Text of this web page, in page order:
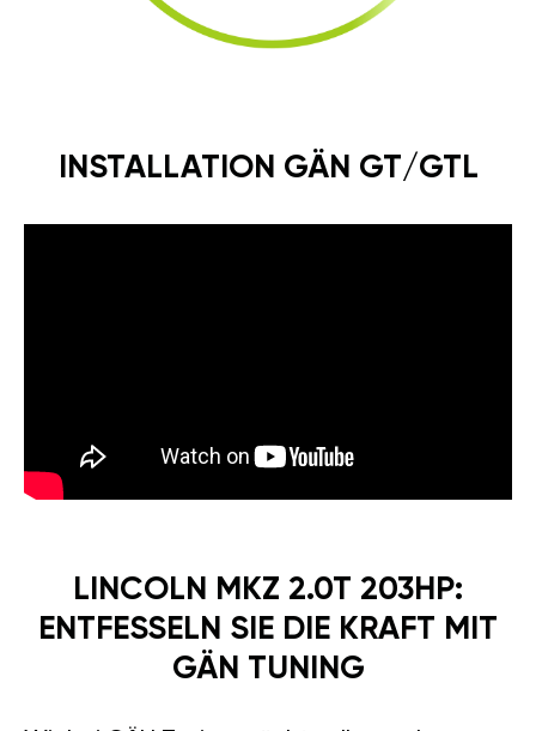
höheren Gang schneller
schalten. Dadurch fahren Sie
ZAHLEN GELD ZURÜCK